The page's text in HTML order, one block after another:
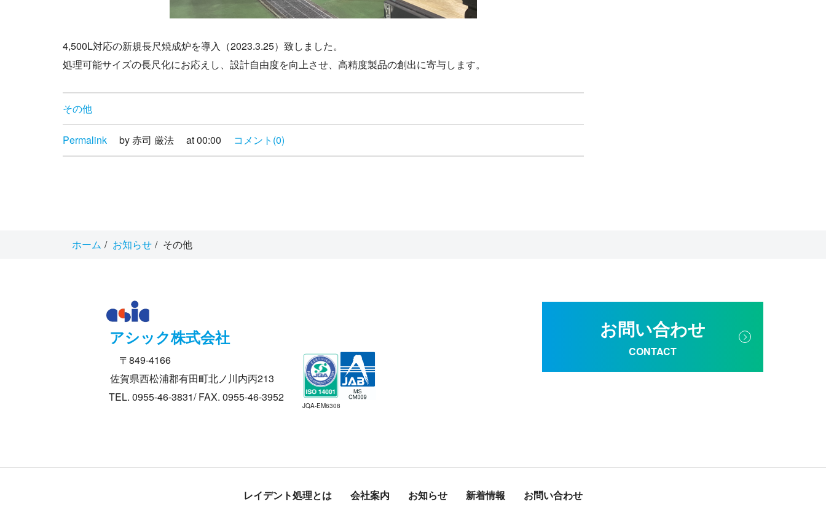
4,500L対応の新規長尺焼成炉を導入（2023.3.25）致しました。
処理可能サイズの長尺化にお応えし、設計自由度を向上させ、高精度製品の創出に寄与します。
その他
Permalink by 赤司 厳法 at 00:00 コメント(0)
ホーム お知らせ その他
アシック株式会社
〒849-4166
佐賀県西松浦郡有田町北ノ川内丙213
TEL. 0955-46-3831/ FAX. 0955-46-3952
JQA-EM6308
お問い合わせ
CONTACT
レイデント処理とは 会社案内 お知らせ 新着情報 お問い合わせ